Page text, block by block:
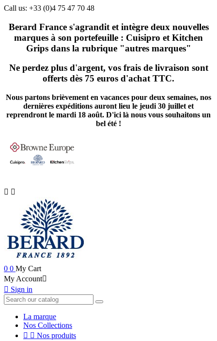
Call us: +33 (0)4 75 47 70 48
Berard France s'agrandit et intègre deux nouvelles
marques à son portefeuille : Cuisipro et Kitchen
Grips dans la rubrique "autres marques"
Ne perdez plus d'argent, vos frais de livraison sont
offerts dès 75 euros d'achat TTC.
Nous partons brièvement en vacances pour deux semaines, nos
dernières expéditions auront lieu le jeudi 30 juillet et
reprendront le mardi 18 août. D'ici là nous vous souhaitons un
bel été !
 
0 0 My Cart
My Account
 Sign in
La marque
Nos Collections
  Nos produits